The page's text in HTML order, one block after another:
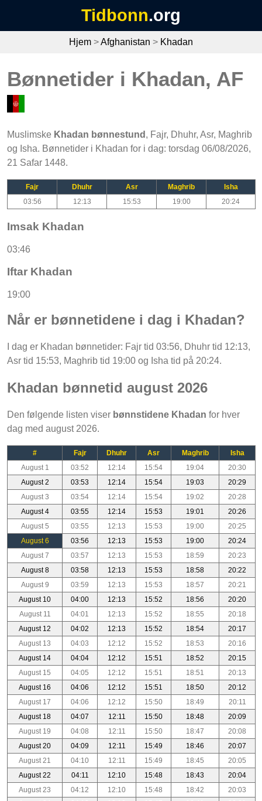
Tidbonn.org
Hjem >Afghanistan > Khadan
Bønnetider i Khadan, AF
Muslimske Khadan bønnestund , Fajr, Dhuhr, Asr, Maghrib
og Isha. Bønnetider i Khadan for i dag: torsdag 06/08/2026,
21 Safar 1448.
Fajr Dhuhr Asr Maghrib
Isha
03:56
12:13 15:53 19:00 20:24
Imsak Khadan
03:46
Iftar Khadan
19:00
Når er bønnetidene i dag i Khadan?
I dag er Khadan bønnetider: Fajr tid 03:56, Dhuhr tid 12:13,
Asr tid 15:53, Maghrib tid 19:00 og Isha tid på 20:24.
Khadan bønnetid august 2026
Den følgende listen viser bønnstidene Khadan for hver
dag med august 2026.
# Fajr Dhuhr Asr Maghrib
Isha
August 1
03:52 12:14 15:54 19:04
20:30
August 2
03:53 12:14 15:54 19:03
20:29
August 3
03:54 12:14 15:54 19:02
20:28
August 4
03:55 12:14 15:53 19:01
20:26
August 5
03:55 12:13 15:53 19:00
20:25
August 6
03:56 12:13 15:53 19:00
20:24
August 7
03:57 12:13 15:53 18:59
20:23
August 8
03:58 12:13 15:53 18:58
20:22
August 9
03:59 12:13 15:53 18:57
20:21
August 10
04:00 12:13 15:52 18:56
20:20
August 11
04:01 12:13 15:52 18:55
20:18
August 12
04:02 12:13 15:52 18:54
20:17
August 13
04:03 12:12 15:52 18:53
20:16
August 14
04:04 12:12 15:51 18:52
20:15
August 15
04:05 12:12 15:51 18:51
20:13
August 16
04:06 12:12 15:51 18:50
20:12
August 17
04:06 12:12 15:50 18:49
20:11
August 18
04:07 12:11 15:50 18:48
20:09
August 19
04:08 12:11 15:50 18:47
20:08
August 20
04:09 12:11 15:49 18:46
20:07
August 21
04:10 12:11 15:49 18:45
20:05
August 22
04:11 12:10 15:48 18:43
20:04
August 23
04:12 12:10 15:48 18:42
20:03